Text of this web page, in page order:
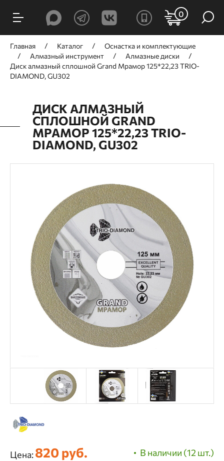
0
Главная Каталог
Оснастка и комплектующие
Алмазный инструмент
Алмазные диски
Диск алмазный cплошной Grand Мрамор 125*22,23 TRIO-
DIAMOND, GU302
ДИСК АЛМАЗНЫЙ
CПЛОШНОЙ GRAND
МРАМОР 125*22,23 TRIO-
DIAMOND, GU302
В наличии (12 шт.)
Цена:820 руб.